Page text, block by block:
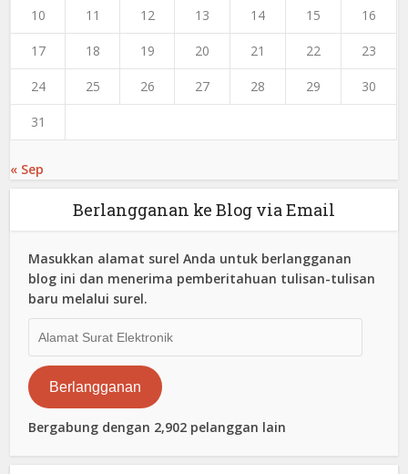
10 11 12 13 14 15 16
17 18 19 20 21 22 23
24 25 26 27 28 29 30
31
« Sep
Berlangganan ke Blog via Email
Masukkan alamat surel Anda untuk berlangganan
blog ini dan menerima pemberitahuan tulisan-tulisan
baru melalui surel.
Surat
Elektronik
Berlangganan
Bergabung dengan 2,902 pelanggan lain